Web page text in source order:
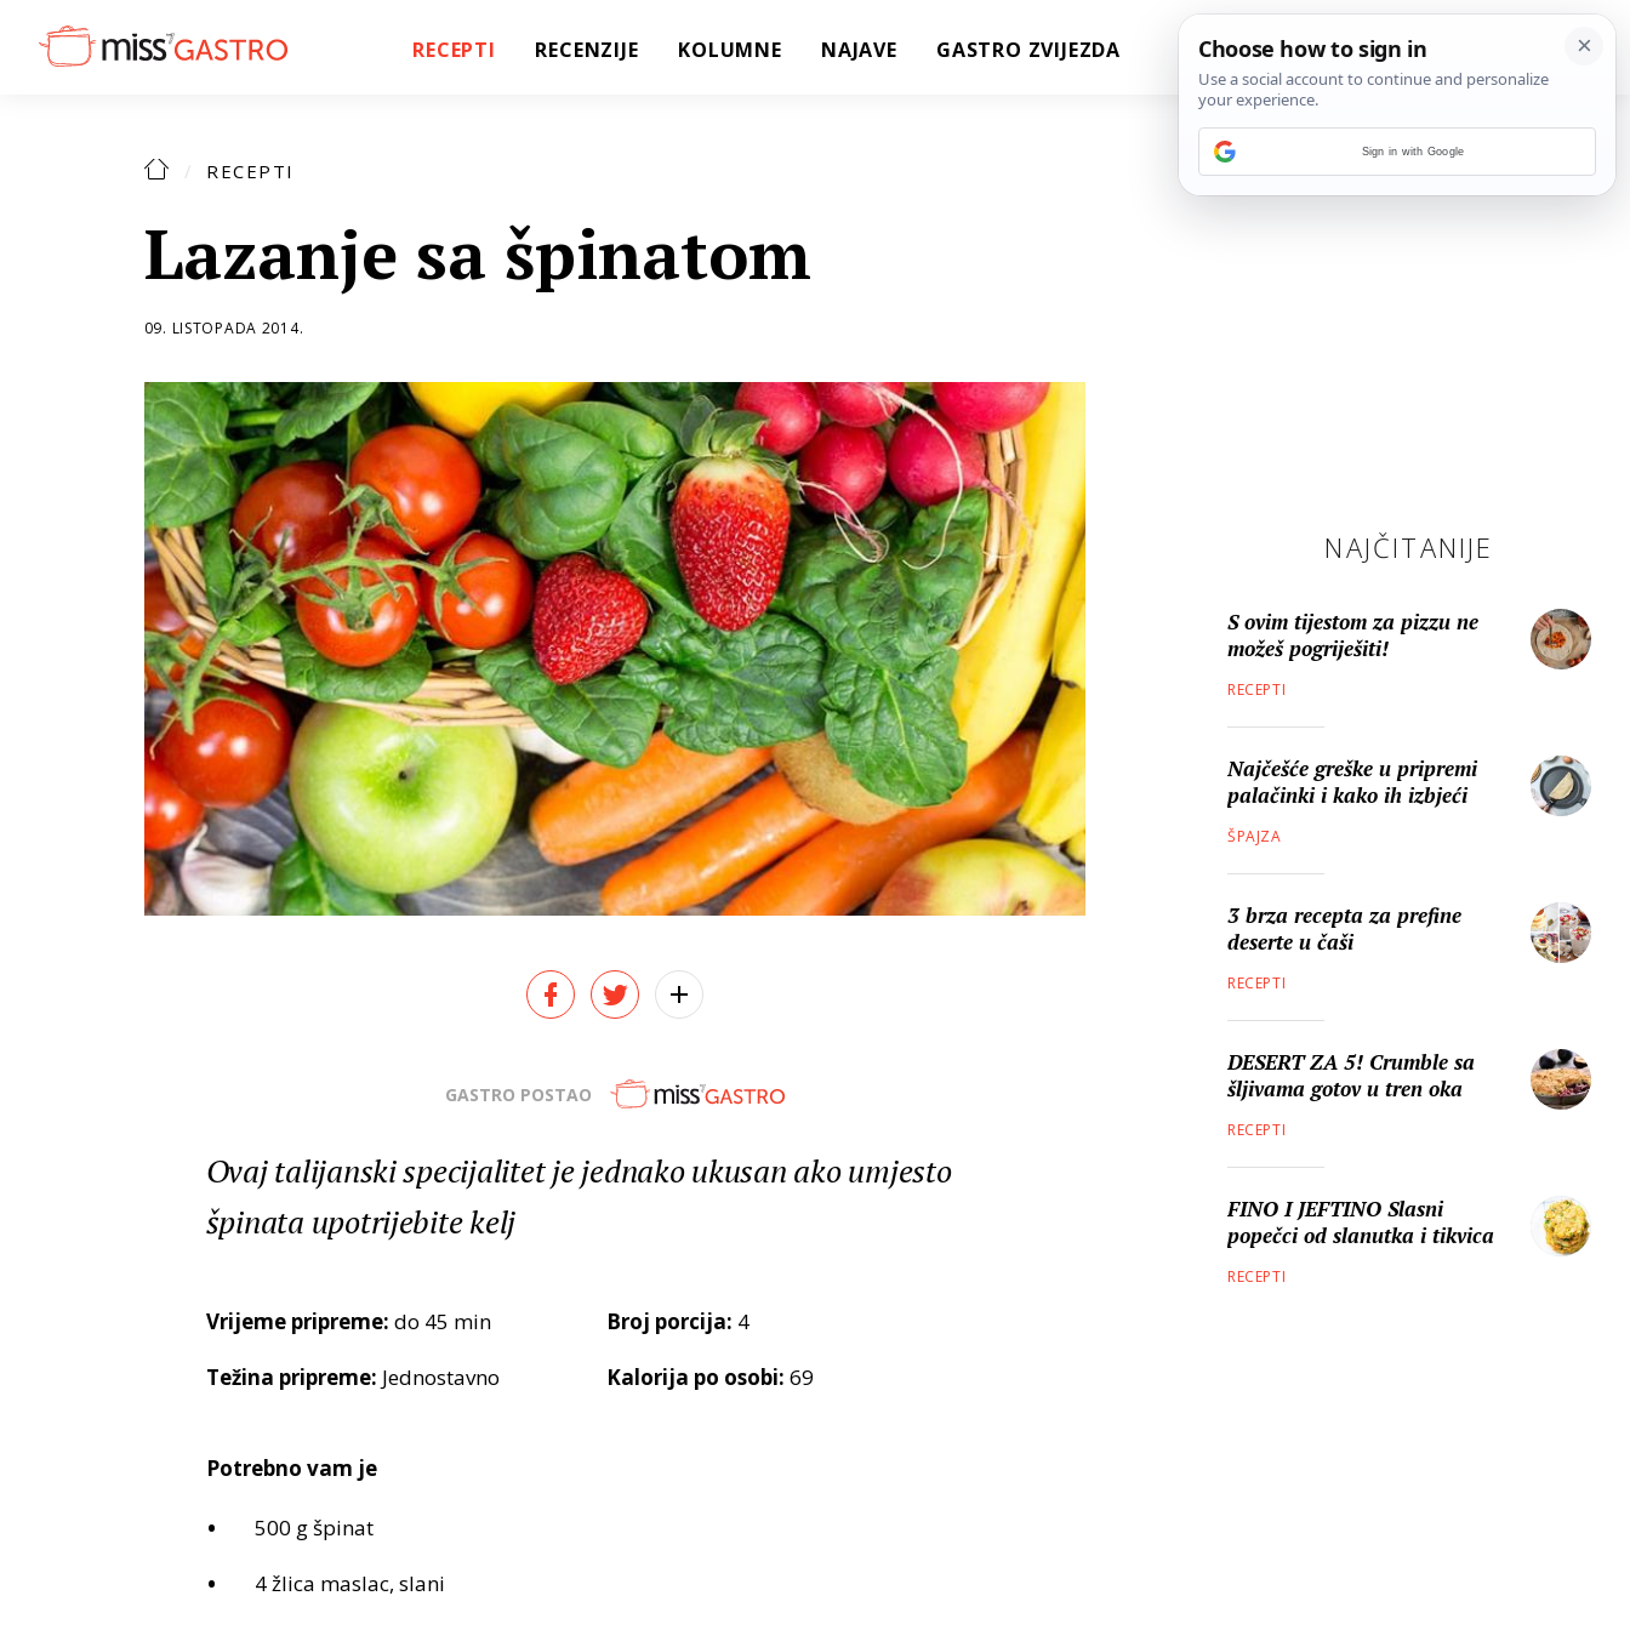
RECEPTI RECENZIJE KOLUMNE NAJAVE GASTRO ZVIJEZDA
RECEPTI
Lazanje sa špinatom
09. LISTOPADA 2014.
GASTRO POSTAO
Ovaj talijanski specijalitet je jednako ukusan ako umjesto
špinata upotrijebite kelj
Vrijeme pripreme: do 45 min Broj porcija: 4
Težina pripreme: Jednostavno Kalorija po osobi:69
Potrebno vam je
500 g špinat
4 žlica maslac, slani
NAJČITANIJE
S ovim tijestom za pizzu ne
možeš pogriješiti!
RECEPTI
Najčešće greške u pripremi
palačinki i kako ih izbjeći
ŠPAJZA
3 brza recepta za prefine
deserte u čaši
RECEPTI
DESERT ZA 5! Crumble sa
šljivama gotov u tren oka
RECEPTI
FINO I JEFTINO Slasni
popečci od slanutka i tikvica
RECEPTI
Sign in with Google